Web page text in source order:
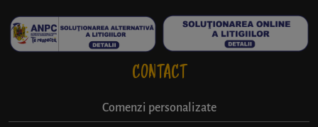
CONTACT
Comenzi personalizate